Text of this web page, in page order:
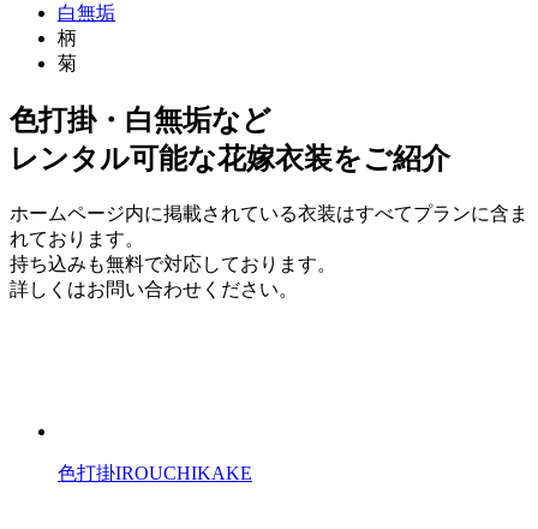
白無垢
柄
菊
色打掛・白無垢など
レンタル可能な花嫁衣装をご紹介
ホームページ内に掲載されている衣装はすべてプランに含ま
れております。
持ち込みも無料で対応しております。
詳しくはお問い合わせください。
色打掛IROUCHIKAKE